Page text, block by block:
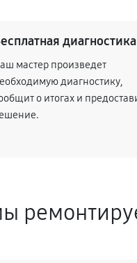
диагностика
мастер произведет
диагностику,
о итогах и